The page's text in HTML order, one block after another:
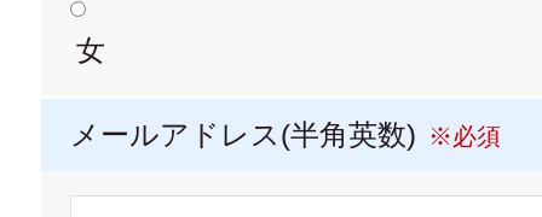
名古屋学芸大学
大学パンフレット
女
メールアドレス(半角英数) ※必須